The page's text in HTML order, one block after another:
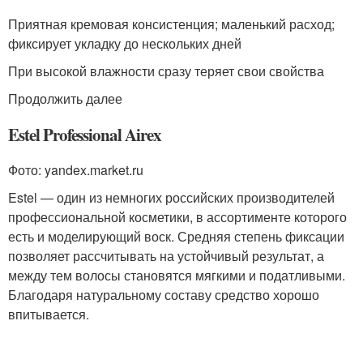
Приятная кремовая консистенция; маленький расход;
фиксирует укладку до нескольких дней
При высокой влажности сразу теряет свои свойства
Продолжить далее
Estel Professional Airex
Фото: yandex.market.ru
Estel — один из немногих российских производителей
профессиональной косметики, в ассортименте которого
есть и моделирующий воск. Средняя степень фиксации
позволяет рассчитывать на устойчивый результат, а
между тем волосы становятся мягкими и податливыми.
Благодаря натуральному составу средство хорошо
впитывается.